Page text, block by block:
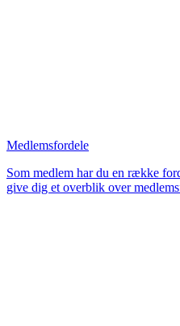
Medlemsfordele
Som medlem har du en række
give dig et overblik over